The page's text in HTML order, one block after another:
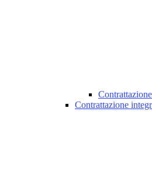
Contrattazione